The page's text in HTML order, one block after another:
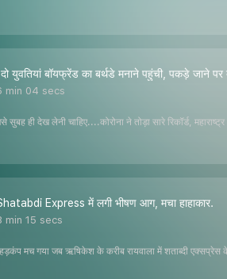
युवतियां बॉयफ्रेंड का बर्थडे मनाने पहुंची, पकड़े जाने
min 04 secs
ही देख लेनी चाहिए....कोरोना ने तोड़ा सारे रिकॉर्ड,
Express में लगी भीषण आग, मचा हाहाकार.
min 15 secs
हड़कंप मच गया जब ऋषिकेश के करीब रायवाला में शताब्दी